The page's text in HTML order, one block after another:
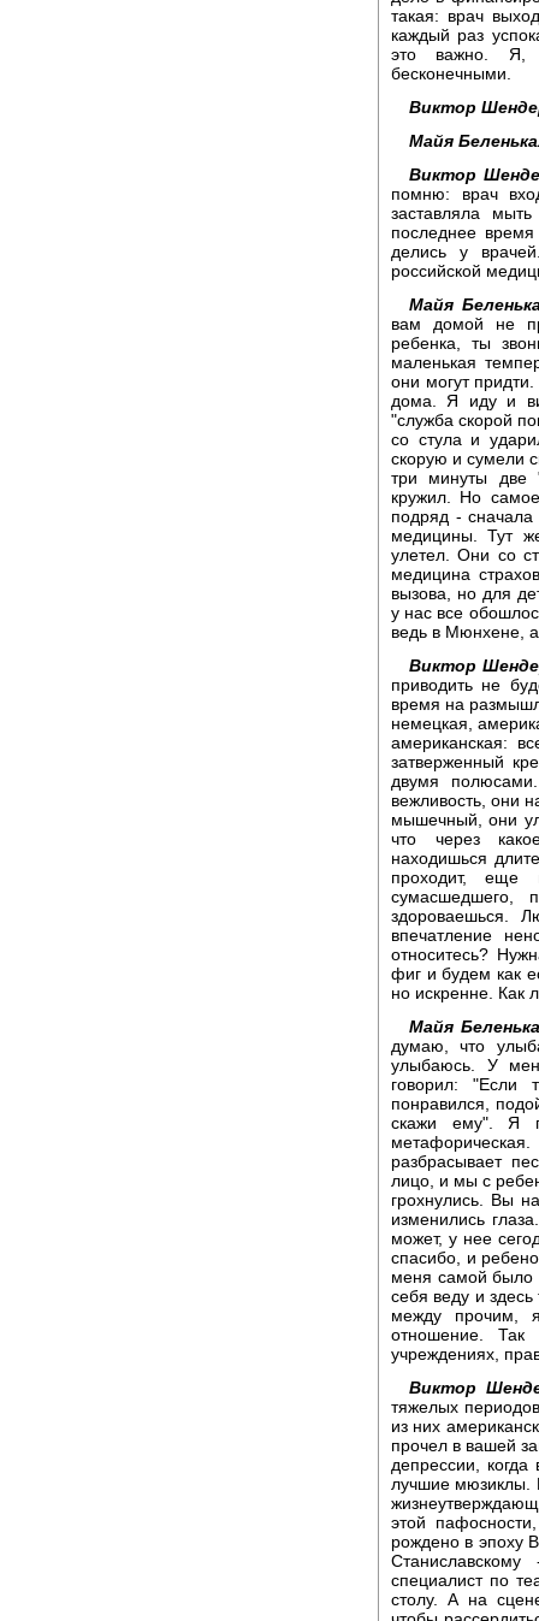
такая: врач
каждый раз
это важно. Я,
бесконечными.
Виктор
Майя
Виктор
помню: врач
заставляла
последнее
делись у
российской
Майя
вам домой не
ребенка, ты
маленькая
они могут
дома. Я иду и
"служба скорой
со стула и
скорую и сумели
три минуты две
кружил. Но
подряд -
медицины. Тут
улетел. Они со
медицина
вызова, но для
у нас все
ведь в Мюнхене,
Виктор
приводить не
время на
немецкая,
американская:
затверженный
двумя
вежливость, они
мышечный, они
что через
находишься
проходит,
здороваешься.
впечатление
относитесь?
фиг и будем как
но искренне. Как
Майя
думаю, что
улыбаюсь. У
говорил: "Если
понравился,
скажи ему". Я
разбрасывает
лицо, и мы с
грохнулись. Вы
изменились
может, у нее
спасибо, и
меня самой было
себя веду и
между прочим,
отношение.
учреждениях,
Виктор
тяжелых
из них
прочел в вашей
депрессии,
лучшие мюзиклы.
этой
рождено в эпоху
специалист по
столу. А на